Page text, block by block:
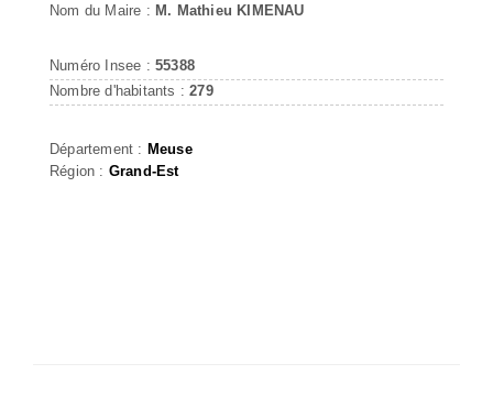
Nom du Maire : M. Mathieu KIMENAU
Numéro Insee : 55388
Nombre d'habitants :279
Département : Meuse
Région : Grand-Est